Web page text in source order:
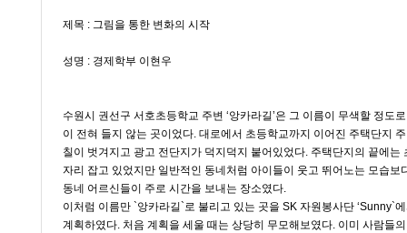
제목 : 그림을 통한 변화의 시작
성명 : 경제학부 이현우
수원시 권선구 서호초등학교 주변 ‘앙카라길’은 그 이름이 무색할 정도
이 전혀 들지 않는 곳이었다. 대로에서 초등학교까지 이어진 주택단지
칠이 벗겨지고 광고 전단지가 덕지덕지 붙어있었다. 주택단지의 끝에는
자리 잡고 있었지만 일반적인 동네처럼 아이들이 웃고 뛰어노는 모습보
동네 어르신들이 주로 시간을 보내는 장소였다.
이처럼 이름만 `앙카라길`로 불리고 있는 곳을 SK 자원봉사단 ‘Sunny`
계획하였다. 처음 계획을 세울 때는 상당히 무모해보였다. 이미 사람들